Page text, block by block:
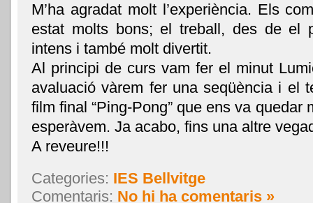
M’ha agradat molt l’experiència. Els
estat molts bons; el treball, des de el
intens i també molt divertit.
Al principi de curs vam fer el minut
avaluació vàrem fer una seqüència i el
film final “Ping-Pong” que ens va quedar
esperàvem. Ja acabo, fins una altre
A reveure!!!
Categories: IES Bellvitge
Comentaris: No hi ha comentaris »